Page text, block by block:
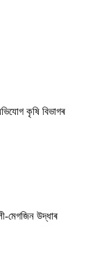
কৃষি বিভাগৰ
মেগজিন উদ্ধাৰ